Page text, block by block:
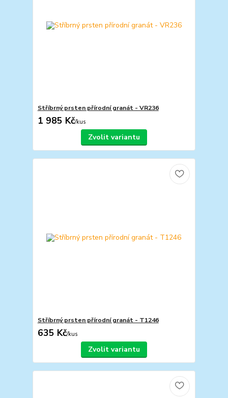
Stříbrný prsten přírodní granát - VR236
1 985 Kč/kus
Zvolit variantu
Stříbrný prsten přírodní granát - T1246
635 Kč/kus
Zvolit variantu